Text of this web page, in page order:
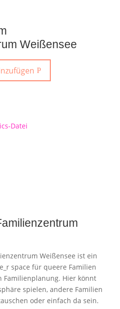
Weißensee
Datei
Weißensee ist ein
space für queere Familien
Familienplanung. Hier könnt
spielen, andere Familien
oder einfach da sein.